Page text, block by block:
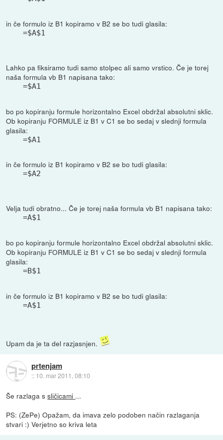
in če formulo iz B1 kopiramo v B2 se bo tudi glasila:
=$A$1
Lahko pa fiksiramo tudi samo stolpec ali samo vrstico. Če je torej
naša formula vb B1 napisana tako:
=$A1
bo po kopiranju formule horizontalno Excel obdržal absolutni sklic.
Ob kopiranju FORMULE iz B1 v C1 se bo sedaj v slednji formula
glasila:
=$A1
in če formulo iz B1 kopiramo v B2 se bo tudi glasila:
=$A2
Velja tudi obratno... Če je torej naša formula vb B1 napisana tako:
=A$1
bo po kopiranju formule horizontalno Excel obdržal absolutni sklic.
Ob kopiranju FORMULE iz B1 v C1 se bo sedaj v slednji formula
glasila:
=B$1
in če formulo iz B1 kopiramo v B2 se bo tudi glasila:
=A$1
Upam da je ta del razjasnjen.
prtenjam
:: 10. mar 2011, 08:10
Še razlaga ssličicami ...
PS: (ZePe) Opažam, da imava zelo podoben način razlaganja
stvari :) Verjetno so kriva leta